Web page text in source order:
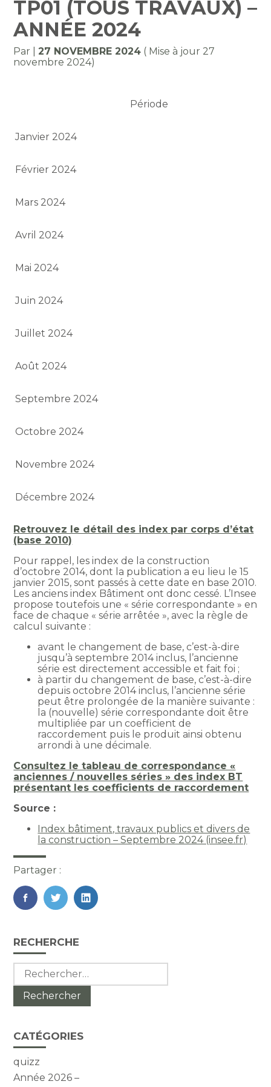
TP01 (TOUS TRAVAUX) –
ANNÉE 2024
Par |27 NOVEMBRE 2024 ( Mise à jour 27
novembre 2024)
Période
Janvier 2024
Février 2024
Mars 2024
Avril 2024
Mai 2024
Juin 2024
Juillet 2024
Août 2024
Septembre 2024
Octobre 2024
Novembre 2024
Décembre 2024
Retrouvez le détail des index par corps d’état
(base 2010)
Pour rappel, les index de la construction
d’octobre 2014, dont la publication a eu lieu le 15
janvier 2015, sont passés à cette date en base 2010.
Les anciens index Bâtiment ont donc cessé. L’Insee
propose toutefois une « série correspondante » en
face de chaque « série arrêtée », avec la règle de
calcul suivante :
avant le changement de base, c’est-à-dire
jusqu’à septembre 2014 inclus, l’ancienne
série est directement accessible et fait foi ;
à partir du changement de base, c’est-à-dire
depuis octobre 2014 inclus, l’ancienne série
peut être prolongée de la manière suivante :
la (nouvelle) série correspondante doit être
multipliée par un coefficient de
raccordement puis le produit ainsi obtenu
arrondi à une décimale.
Consultez le tableau de correspondance «
anciennes / nouvelles séries » des index BT
présentant les coefficients de raccordement
Source :
Index bâtiment, travaux publics et divers de
la construction – Septembre 2024 (insee.fr)
Partager :
FaceBook
TwitterLinkedIn
Blog
sidebar
RECHERCHE
Rechercher :
CATÉGORIES
quizz
Année 2026 –